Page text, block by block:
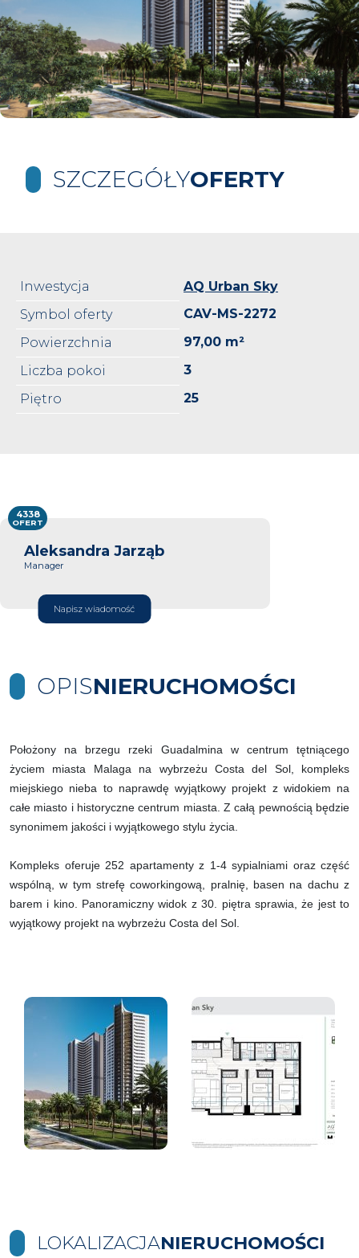
SZCZEGÓŁYOFERTY
Inwestycja
AQ Urban Sky
Symbol oferty
CAV-MS-2272
Powierzchnia
97,00 m²
Liczba pokoi
3
Piętro
25
Aleksandra Jarząb
Manager
Napisz wiadomość
4338
OFERT
OPISNIERUCHOMOŚCI
Położony na brzegu rzeki Guadalmina w centrum tętniącego
życiem miasta Malaga na wybrzeżu Costa del Sol, kompleks
miejskiego nieba to naprawdę wyjątkowy projekt z widokiem na
całe miasto i historyczne centrum miasta. Z całą pewnością będzie
synonimem jakości i wyjątkowego stylu życia.
Kompleks oferuje 252 apartamenty z 1-4 sypialniami oraz część
wspólną, w tym strefę coworkingową, pralnię, basen na dachu z
barem i kino. Panoramiczny widok z 30. piętra sprawia, że jest to
wyjątkowy projekt na wybrzeżu Costa del Sol.
LOKALIZACJANIERUCHOMOŚCI